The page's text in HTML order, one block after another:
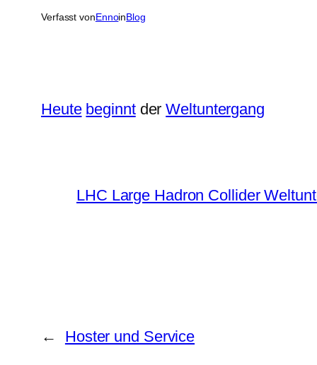
Verfasst vonEnnoinBlog
Heute beginntderWeltuntergang
LHC Large Hadron Collider
← Hoster und Service